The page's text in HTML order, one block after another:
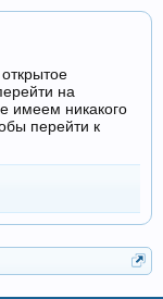
на
имеем никакого
перейти к